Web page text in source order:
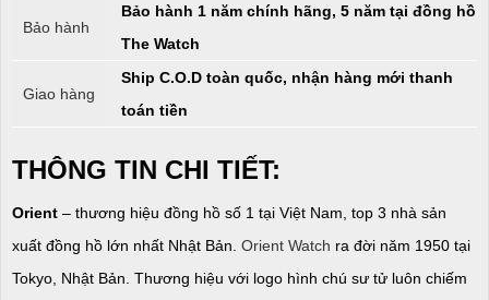
Bảo hành
Bảo hành 1 năm chính hãng, 5 năm tại đồng hồ
The Watch
Giao hàng
Ship C.O.D toàn quốc, nhận hàng mới thanh
toán tiền
THÔNG TIN CHI TIẾT:
Orient – thương hiệu đồng hồ số 1 tại Việt Nam, top 3 nhà sản
xuất đồng hồ lớn nhất Nhật Bản. Orient Watch ra đời năm 1950 tại
Tokyo, Nhật Bản. Thương hiệu với logo hình chú sư tử luôn chiếm